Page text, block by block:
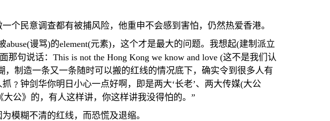
个民意调查都有被捕风险，他重申不会感到害怕，仍然热爱香港。
abuse(谩骂)的element(元素)，这个才是最大的问题。我想起(建制派立
那句说话： This is not the Hong Kong we know and love (这不是我们认
制造一条又一条随时可以搬的红线的情况底下，确实令到很多人有
﹖钟剑华你明日小心一点好啊，即是两大‘长老’、两大传媒(大公
大公》的，有人这样讲，你这样讲我没得怕的。”
模糊不清的红线，而恐慌及退缩。